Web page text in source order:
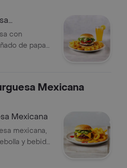
con
de papas
a
Mexicana
Mexicana
mexicana,
y bebida
o